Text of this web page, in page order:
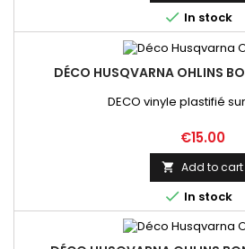
 In stock
DÉCO HUSQVARNA OHLINS
DECO vinyle plastifié
Price
€15.00
 Add to cart
 In stock